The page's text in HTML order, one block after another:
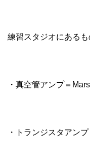
練習スタジオにあるも
・真空管アンプ＝
・トランジスタアン